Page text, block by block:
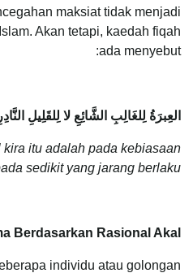
maksiat tidak menjadi
Akan tetapi, kaedah fiqah
ada menyebut:
العِبرَةُ لِلغَالِبِ الشَّائِعِ لا لِلقَلِيلِ النَّادِرِ
kira itu adalah pada kebiasaan
sedikit yang jarang berlaku.
Berdasarkan Rasional Akal
individu atau golongan